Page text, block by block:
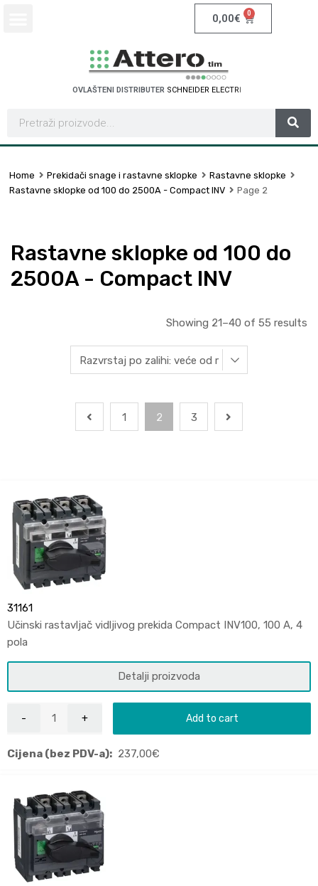
0,00€ 0
OVLAŠTENI DISTRIBUTER SCHNEIDER ELECTRI
Home Prekidači snage i rastavne sklopke
Rastavne sklopke
Rastavne sklopke od 100 do 2500A - Compact INV
Page 2
Rastavne sklopke od 100 do
2500A - Compact INV
Showing 21–40 of 55 results
1 2 3
31161
Učinski rastavljač vidljivog prekida Compact INV100, 100 A, 4
pola
Detalji proizvoda
Add to cart
Cijena (bez PDV-a): 237,00€